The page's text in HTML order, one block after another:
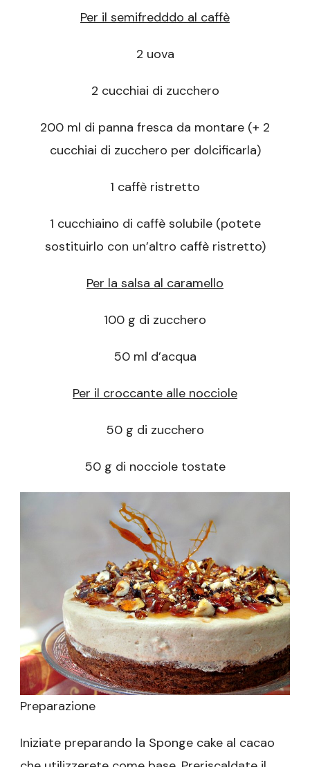
Per il semifredddo al caffè
2 uova
2 cucchiai di zucchero
200 ml di panna fresca da montare (+ 2
cucchiai di zucchero per dolcificarla)
1 caffè ristretto
1 cucchiaino di caffè solubile (potete
sostituirlo con un’altro caffè ristretto)
Per la salsa al caramello
100 g di zucchero
50 ml d’acqua
Per il croccante alle nocciole
50 g di zucchero
50 g di nocciole tostate
Preparazione
Iniziate preparando la Sponge cake al cacao